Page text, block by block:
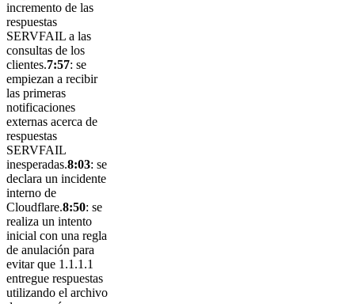
incremento de las
respuestas
SERVFAIL a las
consultas de los
clientes.7:57: se
empiezan a recibir
las primeras
notificaciones
externas acerca de
respuestas
SERVFAIL
inesperadas.8:03: se
declara un incidente
interno de
Cloudflare.8:50: se
realiza un intento
inicial con una regla
de anulación para
evitar que 1.1.1.1
entregue respuestas
utilizando el archivo